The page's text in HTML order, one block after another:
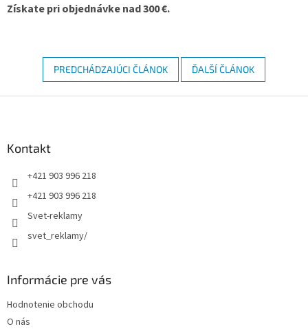
Získate pri objednávke nad 300 €.
PREDCHÁDZAJÚCI ČLÁNOK ĎALŠÍ ČLÁNOK
Kontakt
+421 903 996 218
+421 903 996 218
Svet-reklamy
svet_reklamy/
Informácie pre vás
Hodnotenie obchodu
O nás